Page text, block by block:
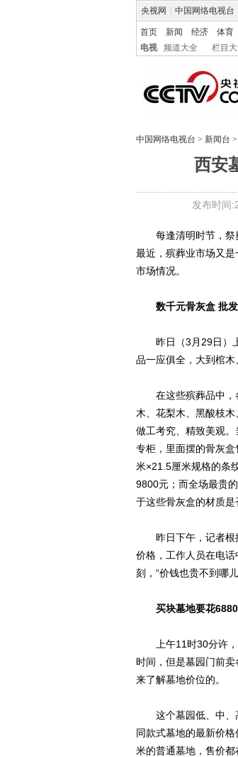
央视网 中国网络电视台
首页 新闻 经济 体育
电视
频道大全 栏目
中国网络电视台 > 新闻台 >
西安
发布时间
每逢清明时节，祭奠
最近，殡葬业市场又
市场情况。
数千元骨灰盒 批
昨日（3月29日）上
品一应俱全，大到棺木
在这些殡葬品中，各
木、花梨木、黑酸枝
做工考究、精致美观
专柜，里面摆的骨灰
米×21.5厘米规格的条
9800元；而全场最贵
于这些骨灰盒的材质是
昨日下午，记者根据
价格，工作人员在电
刻，“价钱也贵不到哪
买块墓地要花
上午11时30分许，
时间，但是墓园门前
来了解墓地价位的。
这个墓园低、中、高
同款式墓地的最新价
米的普通墓地，售价